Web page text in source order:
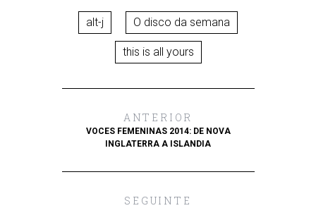
alt-j O disco da semana
this is all yours
ANTERIOR
VOCES FEMENINAS 2014: DE NOVA
INGLATERRA A ISLANDIA
SEGUINTE